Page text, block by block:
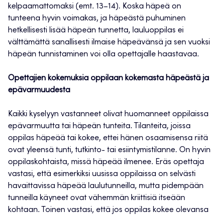
kelpaamattomaksi (emt. 13–14). Koska häpeä on
tunteena hyvin voimakas, ja häpeästä puhuminen
hetkellisesti lisää häpeän tunnetta, lauluoppilas ei
välttämättä sanallisesti ilmaise häpeävänsä ja sen vuoksi
häpeän tunnistaminen voi olla opettajalle haastavaa.
Opettajien kokemuksia oppilaan kokemasta häpeästä ja
epävarmuudesta
Kaikki kyselyyn vastanneet olivat huomanneet oppilaissa
epävarmuutta tai häpeän tunteita. Tilanteita, joissa
oppilas häpeää tai kokee, ettei hänen osaamisensa riitä
ovat yleensä tunti, tutkinto- tai esiintymistilanne. On hyvin
oppilaskohtaista, missä häpeää ilmenee. Eräs opettaja
vastasi, että esimerkiksi uusissa oppilaissa on selvästi
havaittavissa häpeää laulutunneilla, mutta pidempään
tunneilla käyneet ovat vähemmän kriittisiä itseään
kohtaan. Toinen vastasi, että jos oppilas kokee olevansa